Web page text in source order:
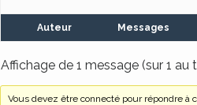
Auteur Messages
Affichage de 1 message (sur 1 au
Vous devez être connecté pour répondre à